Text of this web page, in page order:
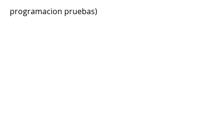
programacion pruebas)